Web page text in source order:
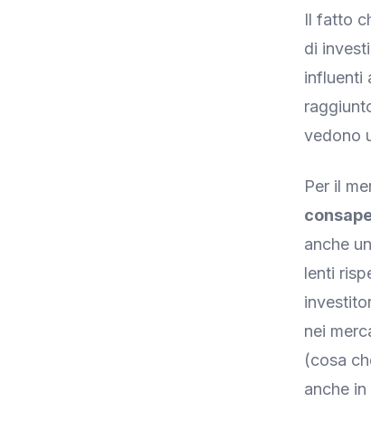
Il fatto
di
influenti
vedono
Per il
anche
lenti
nei
(cosa
anche